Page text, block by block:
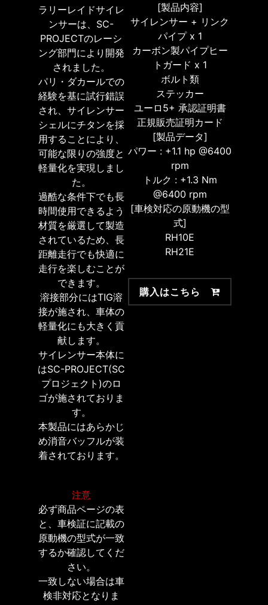
ラリーレイドサイレ
ンサーは、SC-
PROJECTのレーシ
ング部門により開発
されました。
パリ・ダカールでの
経験を基に試行錯誤
され、サイレンサー
シェルにチタンを採
用することにより、
可能な限りの強度と
軽量化を実現しまし
た。
過酷な条件下でも長
時間使用できるよう
材質を厳選して製造
されているため、長
距離走行でも快適に
走行を楽しむことが
できます。
溶接部分にはTIG溶
接が施され、車体の
軽量化にも大きく貢
献します。
サイレンサー本体に
はSC-PROJECT(SC
プロジェクト)のロ
ゴが施されておりま
す。
本製品にはあらかじ
め消音バッフルが装
着されております。
注意
必ず商品ページの表
と、車検証に記載の
原動機の型式が一致
するか確認してくだ
さい。
一致しない場合は車
検非対応となりま
[製品内容]
サイレンサー + リンク
パイプ x 1
カーボン製パイプヒー
トガード x 1
ボルト類
ステッカー
ユーロ5+ 承認証明書
正規販売証明カード
[製品データ]
パワー : +1.1 hp @6400
rpm
トルク : +1.3 Nm
@6400 rpm
[車検対応の原動機の型
式]
RH10E
RH21E
購入はこちら